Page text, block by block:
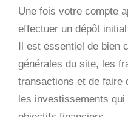
Une fois votre compte
effectuer un dépôt
Il est essentiel de bien
générales du site, les
transactions et de faire
les investissements